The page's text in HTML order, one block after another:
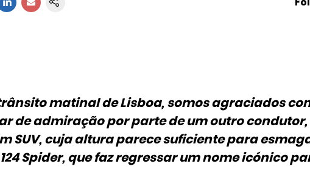
matinal de Lisboa, somos agraciados
de admiração por parte de um outro condutor,
SUV, cuja altura parece suficiente para
Spider, que faz regressar um nome icónico